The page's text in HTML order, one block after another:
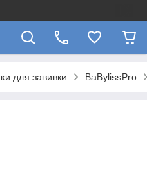
для завивки BaBylissPro